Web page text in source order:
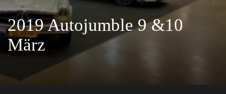
2019 Autojumble 9 &10
März